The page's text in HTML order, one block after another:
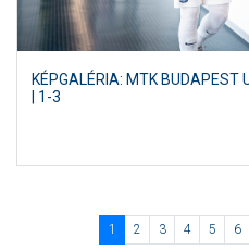
KÉPGALÉRIA: MTK BUDAPEST
| 1-3
1 2 3 4 5 6